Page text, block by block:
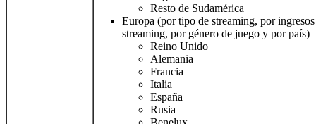
Resto de Sudamérica
Europa (por tipo de streaming, por
streaming, por género de juego y por país)
Reino Unido
Alemania
Francia
Italia
España
Rusia